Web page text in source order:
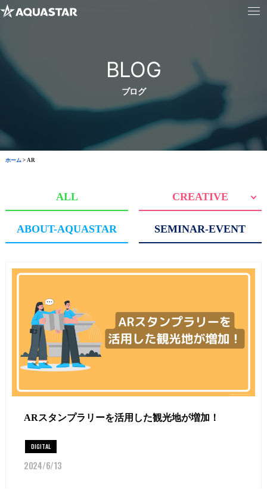
BLOG
ブログ
ホーム> AR
ALL CREATIVE
ABOUT-AQUASTAR SEMINAR-EVENT
ARスタンプラリーを活用した観光地が増加！
DIGITAL
2024/6/13